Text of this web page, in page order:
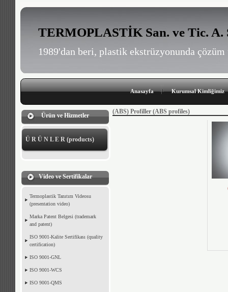
TERMOPLASTİK San. ve Tic. A.
1989'dan beri, plastik ekstrüzyonunda
Anasayfa Kurumsal Kimliğimiz
Ürün ve Hizmetler
Ü R Ü N L E R (products)
Video ve Sertifikalar
Termoplastik Tanıtım Videosu
(presentation video)
Marka Patent Belgesi (trademark
and patent)
ISO 9001-Kalite Sertifikası (quality
certification)
ISO 9001-GNL
ISO 9001-WCS
ISO 9001-QMS
(ABS) Profiller (ABS profiles)